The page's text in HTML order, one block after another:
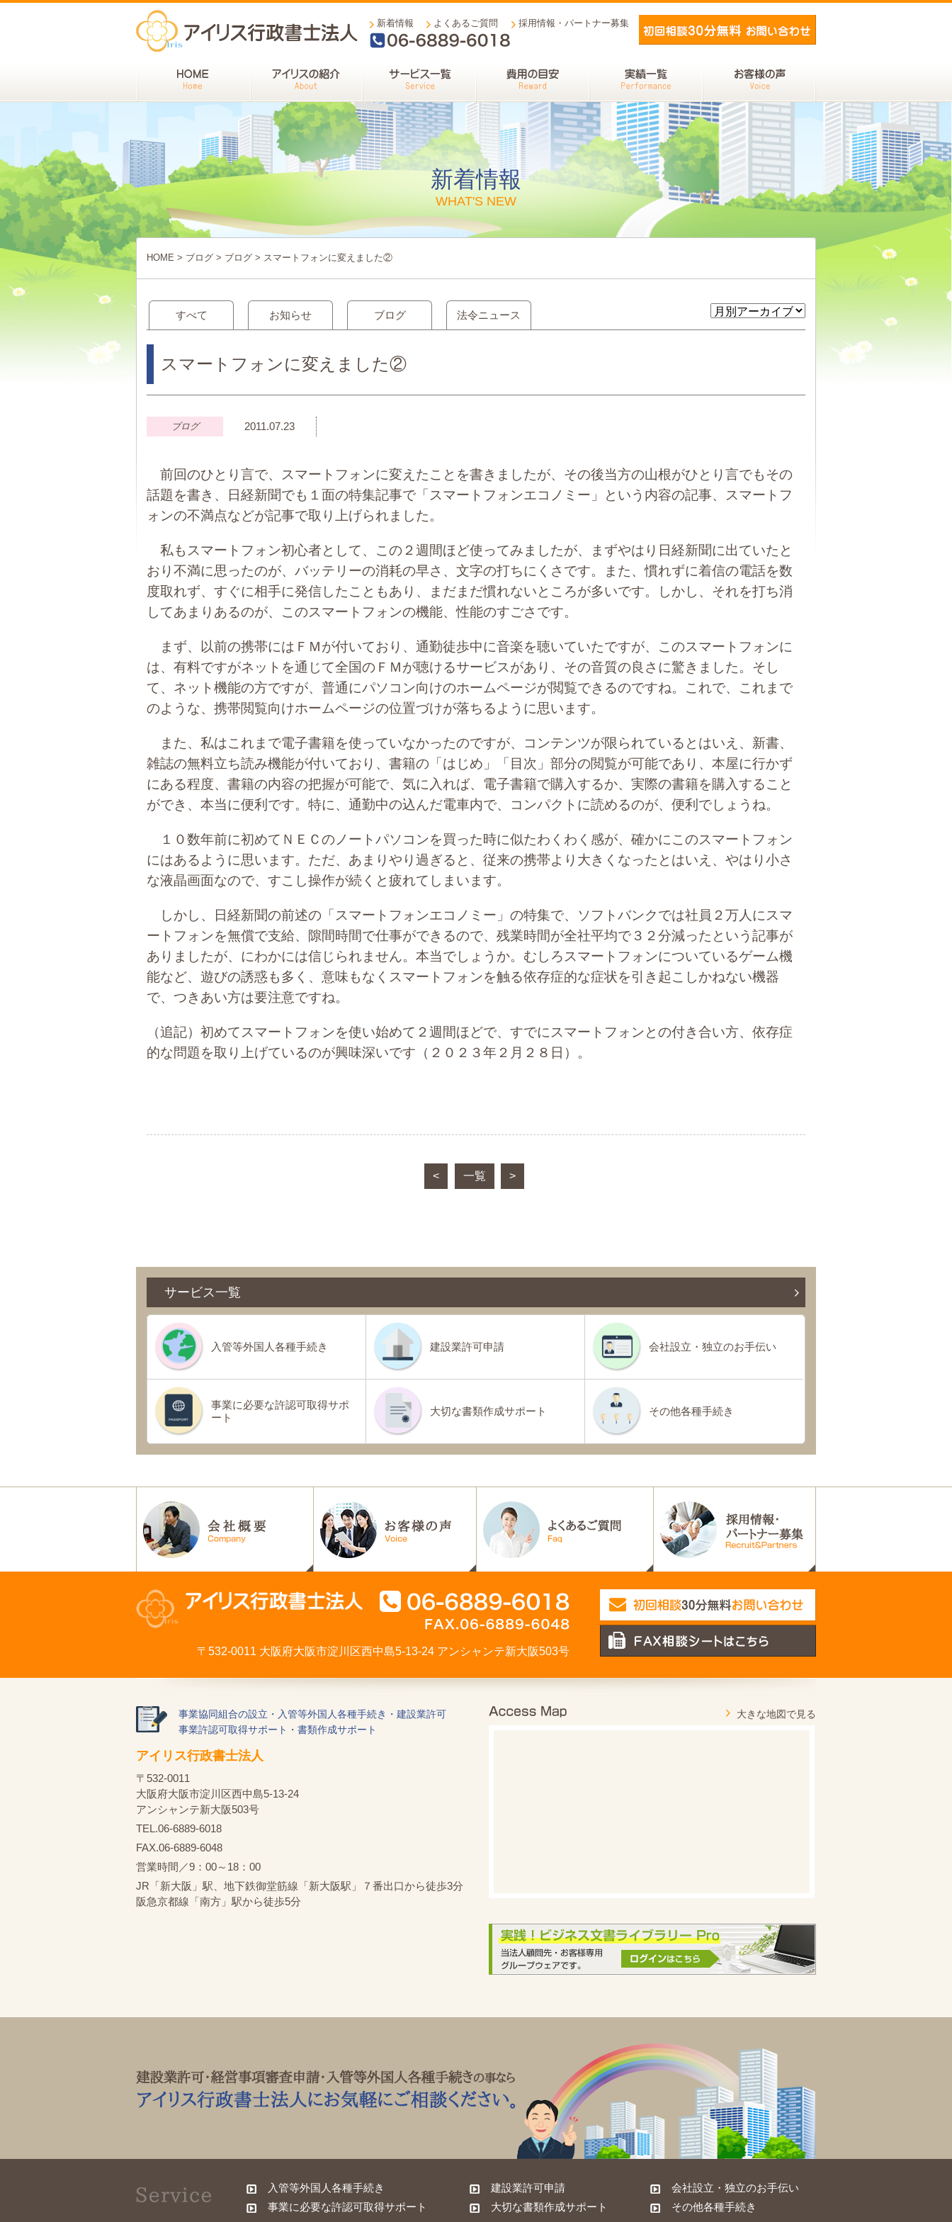
新着情報 よくあるご質問 採用情報・パートナー募集
新着情報
WHAT'S NEW
HOME > ブログ > ブログ > スマートフォンに変えました②
すべて お知らせ ブログ 法令ニュース
スマートフォンに変えました②
ブログ 2011.07.23
前回のひとり言で、スマートフォンに変えたことを書きましたが、その後当方の山根がひとり言でもその
話題を書き、日経新聞でも１面の特集記事で「スマートフォンエコノミー」という内容の記事、スマートフ
ォンの不満点などが記事で取り上げられました。
私もスマートフォン初心者として、この２週間ほど使ってみましたが、まずやはり日経新聞に出ていたと
おり不満に思ったのが、バッテリーの消耗の早さ、文字の打ちにくさです。また、慣れずに着信の電話を数
度取れず、すぐに相手に発信したこともあり、まだまだ慣れないところが多いです。しかし、それを打ち消
してあまりあるのが、このスマートフォンの機能、性能のすごさです。
まず、以前の携帯にはＦＭが付いており、通勤徒歩中に音楽を聴いていたですが、このスマートフォンに
は、有料ですがネットを通じて全国のＦＭが聴けるサービスがあり、その音質の良さに驚きました。そし
て、ネット機能の方ですが、普通にパソコン向けのホームページが閲覧できるのですね。これで、これまで
のような、携帯閲覧向けホームページの位置づけが落ちるように思います。
また、私はこれまで電子書籍を使っていなかったのですが、コンテンツが限られているとはいえ、新書、
雑誌の無料立ち読み機能が付いており、書籍の「はじめ」「目次」部分の閲覧が可能であり、本屋に行かず
にある程度、書籍の内容の把握が可能で、気に入れば、電子書籍で購入するか、実際の書籍を購入すること
ができ、本当に便利です。特に、通勤中の込んだ電車内で、コンパクトに読めるのが、便利でしょうね。
１０数年前に初めてＮＥＣのノートパソコンを買った時に似たわくわく感が、確かにこのスマートフォン
にはあるように思います。ただ、あまりやり過ぎると、従来の携帯より大きくなったとはいえ、やはり小さ
な液晶画面なので、すこし操作が続くと疲れてしまいます。
しかし、日経新聞の前述の「スマートフォンエコノミー」の特集で、ソフトバンクでは社員２万人にスマ
ートフォンを無償で支給、隙間時間で仕事ができるので、残業時間が全社平均で３２分減ったという記事が
ありましたが、にわかには信じられません。本当でしょうか。むしろスマートフォンについているゲーム機
能など、遊びの誘惑も多く、意味もなくスマートフォンを触る依存症的な症状を引き起こしかねない機器
で、つきあい方は要注意ですね。
（追記）初めてスマートフォンを使い始めて２週間ほどで、すでにスマートフォンとの付き合い方、依存症
的な問題を取り上げているのが興味深いです（２０２３年２月２８日）。
< 一覧 >
サービス一覧
入管等外国人各種手続き 建設業許可申請 会社設立・独立のお手伝い
事業に必要な許認可取得サポ
ート
大切な書類作成サポート その他各種手続き
〒532-0011 大阪府大阪市淀川区西中島5-13-24 アンシャンテ新大阪503号
事業協同組合の設立・入管等外国人各種手続き・建設業許可
事業許認可取得サポート・書類作成サポート
アイリス行政書士法人
〒532-0011
大阪府大阪市淀川区西中島5-13-24
アンシャンテ新大阪503号
TEL.06-6889-6018
FAX.06-6889-6048
営業時間／9：00～18：00
JR「新大阪」駅、地下鉄御堂筋線「新大阪駅」７番出口から徒歩3分
阪急京都線「南方」駅から徒歩5分
大きな地図で見る
入管等外国人各種手続き
事業に必要な許認可取得サポート
建設業許可申請
大切な書類作成サポート
会社設立・独立のお手伝い
その他各種手続き